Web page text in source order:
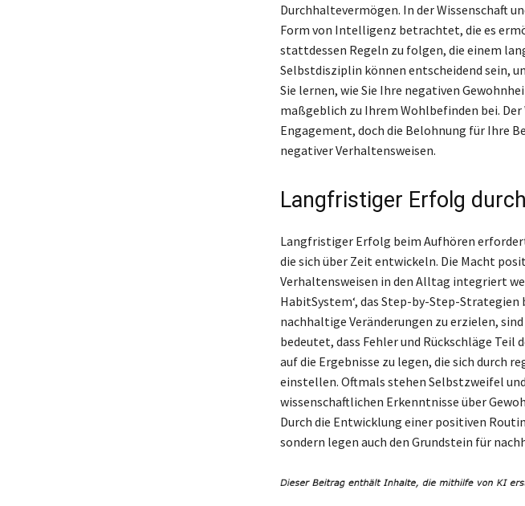
Durchhaltevermögen. In der Wissenschaft
Form von Intelligenz betrachtet, die es
stattdessen Regeln zu folgen, die einem
Selbstdisziplin können entscheidend sein,
Sie lernen, wie Sie Ihre negativen
maßgeblich zu Ihrem Wohlbefinden bei.
Engagement, doch die Belohnung für Ihre
negativer Verhaltensweisen.
Langfristiger Erfolg
Langfristiger Erfolg beim Aufhören
die sich über Zeit entwickeln. Die Macht
Verhaltensweisen in den Alltag integriert
HabitSystem‘, das Step-by-Step-
nachhaltige Veränderungen zu erzielen,
bedeutet, dass Fehler und Rückschläge Teil
auf die Ergebnisse zu legen, die sich durch
einstellen. Oftmals stehen Selbstzweifel
wissenschaftlichen Erkenntnisse über
Durch die Entwicklung einer positiven
sondern legen auch den Grundstein für